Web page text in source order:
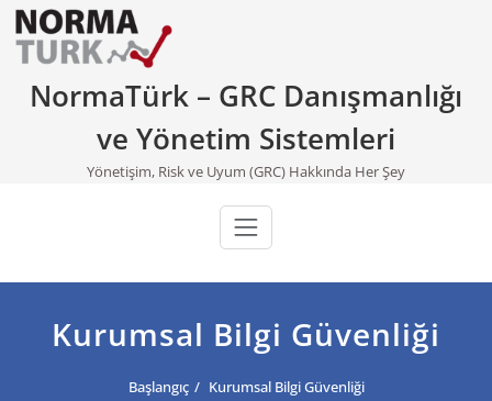
Skip
content
NormaTürk – GRC Danışmanlığı
ve Yönetim Sistemleri
Yönetişim, Risk ve Uyum (GRC) Hakkında Her Şey
Kurumsal Bilgi Güvenliği
Başlangıç Kurumsal Bilgi Güvenliği